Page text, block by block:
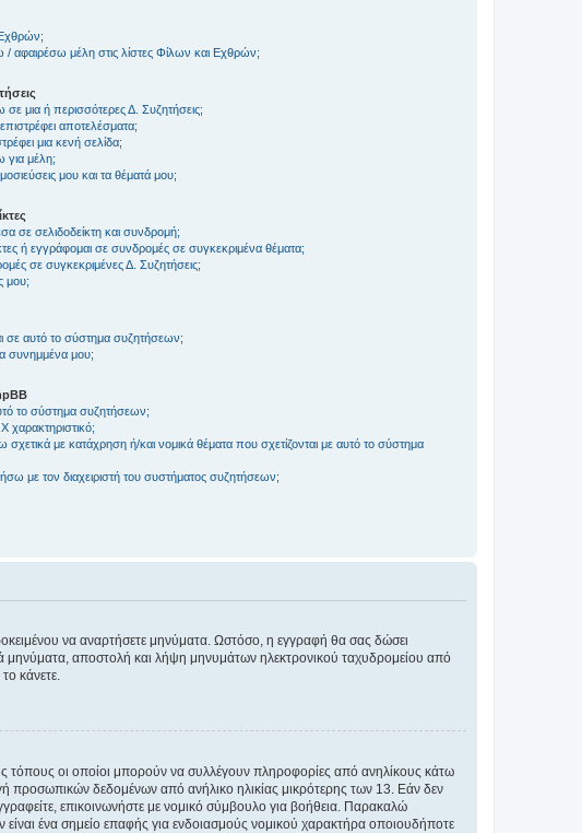
Εχθρών;
μέλη στις λίστες Φίλων και Εχθρών;
μια ή περισσότερες Δ. Συζητήσεις;
αποτελέσματα;
μια κενή σελίδα;
μέλη;
μου και τα θέματά μου;
σε σελιδοδείκτη και συνδρομή;
ή εγγράφομαι σε συνδρομές σε συγκεκριμένα θέματα;
σε συγκεκριμένες Δ. Συζητήσεις;
μου;
σε αυτό το σύστημα συζητήσεων;
συνημμένα μου;
το σύστημα συζητήσεων;
Χ χαρακτηριστικό;
με κατάχρηση ή/και νομικά θέματα που σχετίζονται με αυτό το σύστημα
με τον διαχειριστή του συστήματος συζητήσεων;
να αναρτήσετε μηνύματα. Ωστόσο, η εγγραφή θα σας δώσει
μηνύματα, αποστολή και λήψη μηνυμάτων ηλεκτρονικού ταχυδρομείου από
κάνετε.
τόπους οι οποίοι μπορούν να συλλέγουν πληροφορίες από ανηλίκους κάτω
προσωπικών δεδομένων από ανήλικο ηλικίας μικρότερης των 13. Εάν δεν
επικοινωνήστε με νομικό σύμβουλο για βοήθεια. Παρακαλώ
ένα σημείο επαφής για ενδοιασμούς νομικού χαρακτήρα οποιουδήποτε